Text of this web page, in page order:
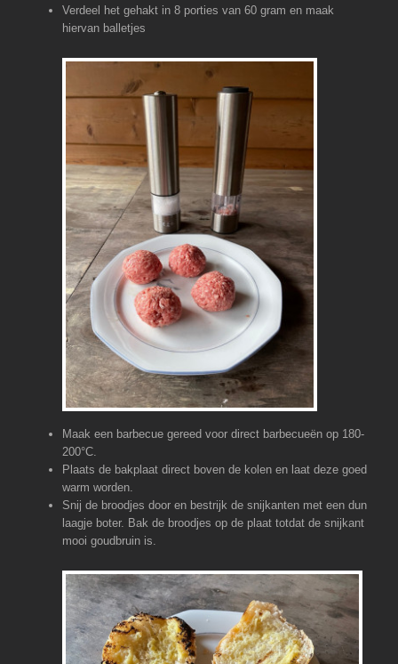
Verdeel het gehakt in 8 porties van 60 gram en maak
hiervan balletjes
Maak een barbecue gereed voor direct barbecueën op 180-
200°C.
Plaats de bakplaat direct boven de kolen en laat deze goed
warm worden.
Snij de broodjes door en bestrijk de snijkanten met een dun
laagje boter. Bak de broodjes op de plaat totdat de snijkant
mooi goudbruin is.